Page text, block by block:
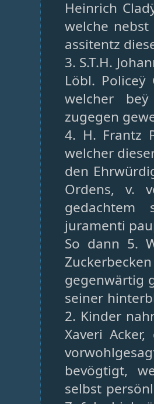
Heinrich
welche
assitentz
3. S.T.H.
Löbl.
welcher
zugegen
4. H. Frantz
welcher
den
Ordens, v.
gedachtem
juramenti
So dann 5.
gegenwärtig
seiner
2. Kinder
Xaveri
bevögtigt,
selbst